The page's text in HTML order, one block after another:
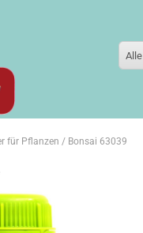
Alle
für Pflanzen / Bonsai 63039